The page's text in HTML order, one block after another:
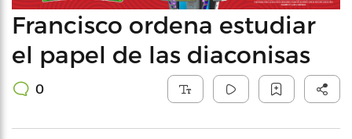
Francisco ordena estudiar
el papel de las diaconisas
0